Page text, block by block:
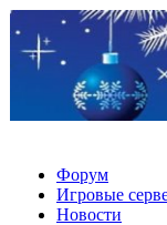
Форум
Игровые
Новости